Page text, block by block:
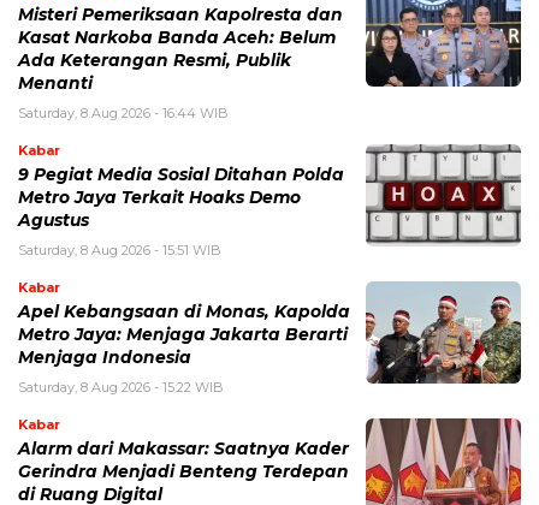
Misteri Pemeriksaan Kapolresta dan
Kasat Narkoba Banda Aceh: Belum
Ada Keterangan Resmi, Publik
Menanti
Saturday, 8 Aug 2026 - 16:44 WIB
Kabar
9 Pegiat Media Sosial Ditahan Polda
Metro Jaya Terkait Hoaks Demo
Agustus
Saturday, 8 Aug 2026 - 15:51 WIB
Kabar
Apel Kebangsaan di Monas, Kapolda
Metro Jaya: Menjaga Jakarta Berarti
Menjaga Indonesia
Saturday, 8 Aug 2026 - 15:22 WIB
Kabar
Alarm dari Makassar: Saatnya Kader
Gerindra Menjadi Benteng Terdepan
di Ruang Digital